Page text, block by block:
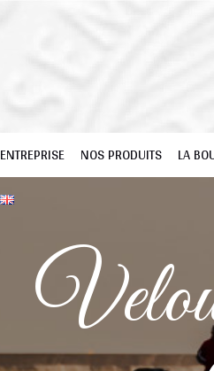
ENTREPRISE NOS PRODUITS LA